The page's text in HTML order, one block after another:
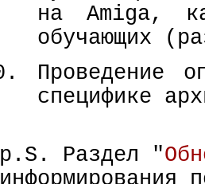
на Amiga,
обучающих
Проведение
специфике
p.S. Раздел "
информирования